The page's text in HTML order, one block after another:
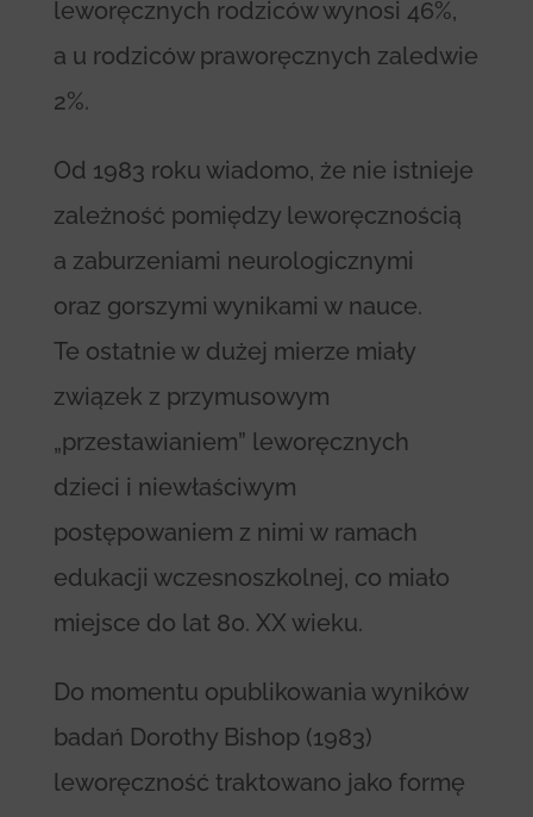
leworęcznych rodziców wynosi 46%,
a u rodziców praworęcznych zaledwie
2%.
Od 1983 roku wiadomo, że nie istnieje
zależność pomiędzy leworęcznością
a zaburzeniami neurologicznymi
oraz gorszymi wynikami w nauce.
Te ostatnie w dużej mierze miały
związek z przymusowym
„przestawianiem” leworęcznych
dzieci i niewłaściwym
postępowaniem z nimi w ramach
edukacji wczesnoszkolnej, co miało
miejsce do lat 80. XX wieku.
Do momentu opublikowania wyników
badań Dorothy Bishop (1983)
leworęczność traktowano jako formę